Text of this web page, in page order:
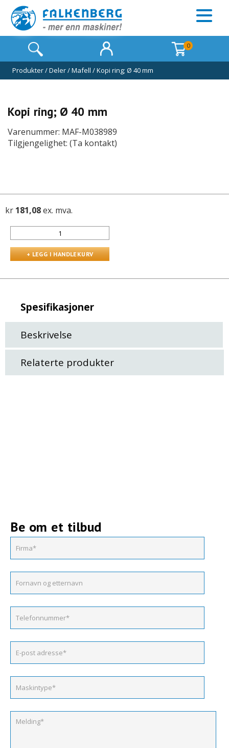
0
Produkter/Deler/Mafell /Kopi ring; Ø 40 mm
Kopi ring; Ø 40 mm
Varenummer: MAF-M038989
Tilgjengelighet: (Ta kontakt)
kr 181,08ex. mva.
Spesifikasjoner
Beskrivelse
Relaterte produkter
Be om et tilbud